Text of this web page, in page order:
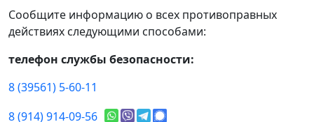
Сообщите информацию о всех противоправных
действиях следующими способами:
телефон службы безопасности:
8 (39561) 5-60-11
8 (914) 914-09-56